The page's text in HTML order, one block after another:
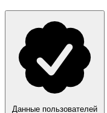
Данные пользователей